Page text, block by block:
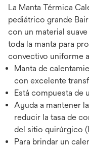
La Manta Térmica
pediátrico grande
con un material
toda la manta para
convectivo uniforme
Manta de
con excelente
Está compuesta de
Ayuda a mantener
reducir la tasa de
del sitio quirúrgico
Para brindar un